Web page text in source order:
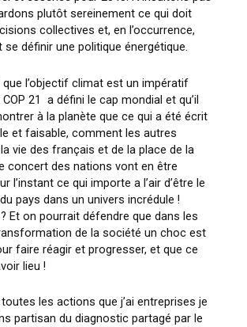
plutôt sereinement ce qui doit
collectives et, en l’occurrence,
définir une politique énergétique.
l’objectif climat est un impératif
21 a défini le cap mondial et qu’il
à la planète que ce qui a été écrit
et faisable, comment les autres
vie des français et de la place de la
concert des nations vont en être
l’instant ce qui importe a l’air d’être le
pays dans un univers incrédule !
Et on pourrait défendre que dans les
de la société un choc est
faire réagir et progresser, et que ce
lieu !
les actions que j’ai entreprises je
partisan du diagnostic partagé par le